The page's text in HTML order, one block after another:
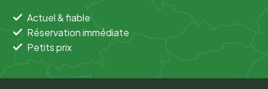
Actuel & fiable
Réservation immédiate
Petits prix